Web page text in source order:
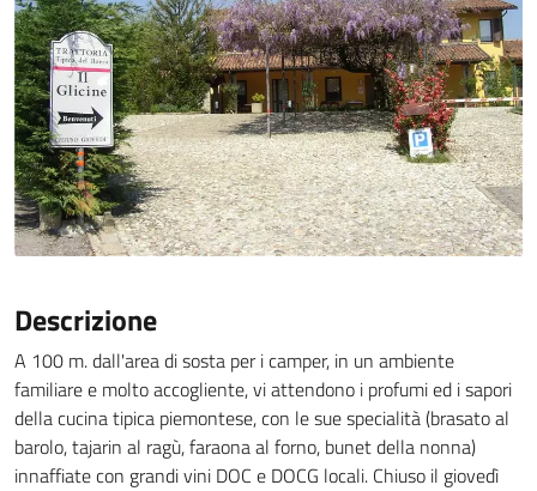
Descrizione
A 100 m. dall'area di sosta per i camper, in un ambiente
familiare e molto accogliente, vi attendono i profumi ed i sapori
della cucina tipica piemontese, con le sue specialità (brasato al
barolo, tajarin al ragù, faraona al forno, bunet della nonna)
innaffiate con grandi vini DOC e DOCG locali. Chiuso il giovedì